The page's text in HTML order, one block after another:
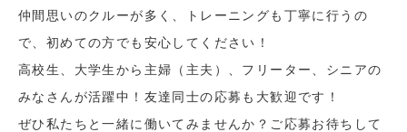
仲間思いのクルーが多く、トレーニングも丁寧に行うの
で、初めての方でも安心してください！
高校生、大学生から主婦（主夫）、フリーター、シニアの
みなさんが活躍中！友達同士の応募も大歓迎です！
ぜひ私たちと一緒に働いてみませんか？ご応募お待ちして